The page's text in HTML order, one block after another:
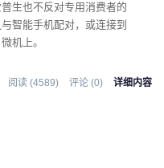
生也不反对专用消费者的
智能手机配对，或连接到
机上。
阅读 (4589) 评论 (0) 详细内容